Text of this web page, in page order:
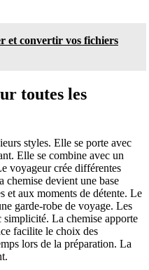
et convertir vos fichiers
toutes les
styles. Elle se porte avec
Elle se combine avec un
voyageur crée différentes
chemise devient une base
et aux moments de détente. Le
garde-robe de voyage. Les
simplicité. La chemise apporte
facilite le choix des
lors de la préparation. La